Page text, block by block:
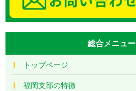
総合メニュー
トップページ
福岡支部の特徴